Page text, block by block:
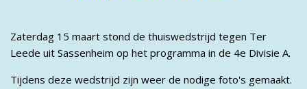
Zaterdag 15 maart stond de thuiswedstrijd tegen Ter
Leede uit Sassenheim op het programma in de 4e Divisie A.
Tijdens deze wedstrijd zijn weer de nodige foto's gemaakt.